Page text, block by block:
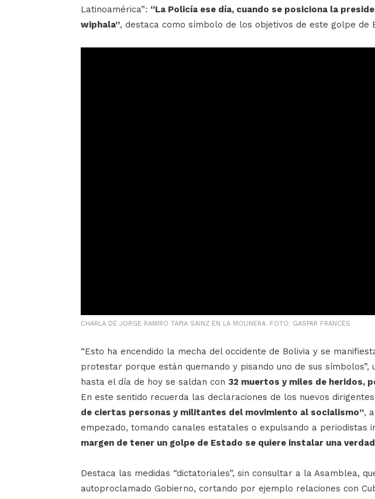
Latinoamérica”: “La Policía ese día, cuando se posiciona la
wiphala”, destaca como símbolo de los objetivos de este golpe de
CHARLA DE JORGE RAMIRO TAPIA SAINZ EN LA MOLINERA. FOTO: GASPAR FRANCÉS
“Esto ha encendido la mecha del occidente de Bolivia y se
protestar porque están quemando y pisando uno de sus símbolos”,
hasta el día de hoy se saldan con 32 muertos y miles de heridos,
En este sentido recuerda las declaraciones de los nuevos
de ciertas personas y militantes del movimiento al socialismo”,
empezado, tomando canales estatales o expulsando a periodistas
margen de tener un golpe de Estado se quiere instalar una
Destaca las medidas “dictatoriales”, sin consultar a la Asamblea,
autoproclamado Gobierno, cortando por ejemplo relaciones con